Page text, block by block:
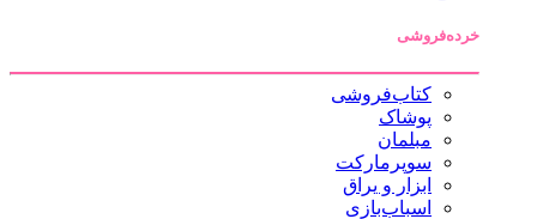
خرده‌فروشی
کتاب‌فروشی
پوشاک
مبلمان
سوپرمارکت
ابزار و یراق
اسباب‌بازی